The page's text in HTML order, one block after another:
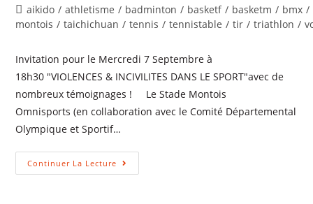
de
la
publiée :
Post
category:
aikido / athletisme / badminton / basketf / basketm / bmx /
montois / taichichuan / tennis / tennistable / tir / triathlon /
Invitation pour le Mercredi 7 Septembre à
18h30 "VIOLENCES & INCIVILITES DANS LE SPORT"avec de
nombreux témoignages ! Le Stade Montois
Omnisports (en collaboration avec le Comité Départemental
Olympique et Sportif…
Continuer La Lecture VIOLENCES
&